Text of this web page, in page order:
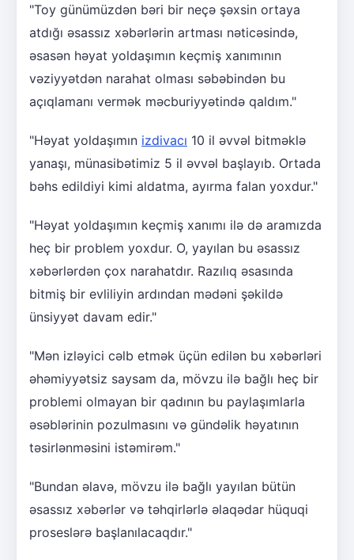
"Toy günümüzdən bəri bir neçə şəxsin ortaya
atdığı əsassız xəbərlərin artması nəticəsində,
əsasən həyat yoldaşımın keçmiş xanımının
vəziyyətdən narahat olması səbəbindən bu
açıqlamanı vermək məcburiyyətində qaldım."
"Həyat yoldaşımın izdivacı 10 il əvvəl bitməklə
yanaşı, münasibətimiz 5 il əvvəl başlayıb. Ortada
bəhs edildiyi kimi aldatma, ayırma falan yoxdur."
"Həyat yoldaşımın keçmiş xanımı ilə də aramızda
heç bir problem yoxdur. O, yayılan bu əsassız
xəbərlərdən çox narahatdır. Razılıq əsasında
bitmiş bir evliliyin ardından mədəni şəkildə
ünsiyyət davam edir."
"Mən izləyici cəlb etmək üçün edilən bu xəbərləri
əhəmiyyətsiz saysam da, mövzu ilə bağlı heç bir
problemi olmayan bir qadının bu paylaşımlarla
əsəblərinin pozulmasını və gündəlik həyatının
təsirlənməsini istəmirəm."
"Bundan əlavə, mövzu ilə bağlı yayılan bütün
əsassız xəbərlər və təhqirlərlə əlaqədar hüquqi
proseslərə başlanılacaqdır."